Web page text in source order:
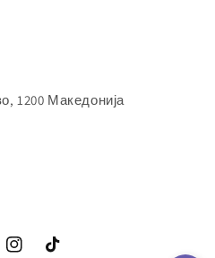
1200 Македонија
Instagram